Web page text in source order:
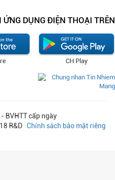
ỨNG DỤNG ĐIỆN THOẠI TRÊN
CH Play
BVHTT cấp ngày
R&D Chính sách bảo mật riêng